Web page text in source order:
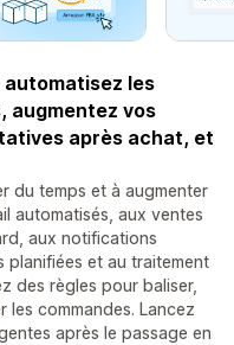
automatisez les
augmentez vos
après achat, et
du temps et à augmenter
automatisés, aux ventes
aux notifications
planifiées et au traitement
des règles pour baliser,
commandes. Lancez
après le passage en